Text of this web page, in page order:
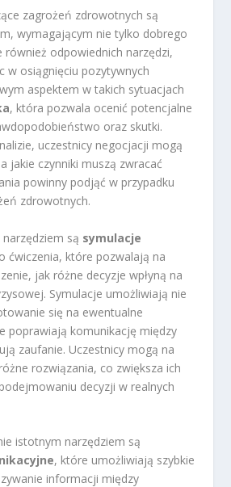
zagrożeń zdrowotnych są
wymagającym nie tylko dobrego
również odpowiednich narzędzi,
w osiągnięciu pozytywnych
aspektem w takich sytuacjach
, która pozwala ocenić potencjalne
oraz skutki.
uczestnicy negocjacji mogą
jakie czynniki muszą zwracać
powinny podjąć w przypadku
zdrowotnych.
są symulacje
ćwiczenia, które pozwalają na
jak różne decyzje wpłyną na
Symulacje umożliwiają nie
się na ewentualne
poprawiają komunikację między
zaufanie. Uczestnicy mogą na
rozwiązania, co zwiększa ich
decyzji w realnych
istotnym narzędziem są
, które umożliwiają szybkie
informacji między